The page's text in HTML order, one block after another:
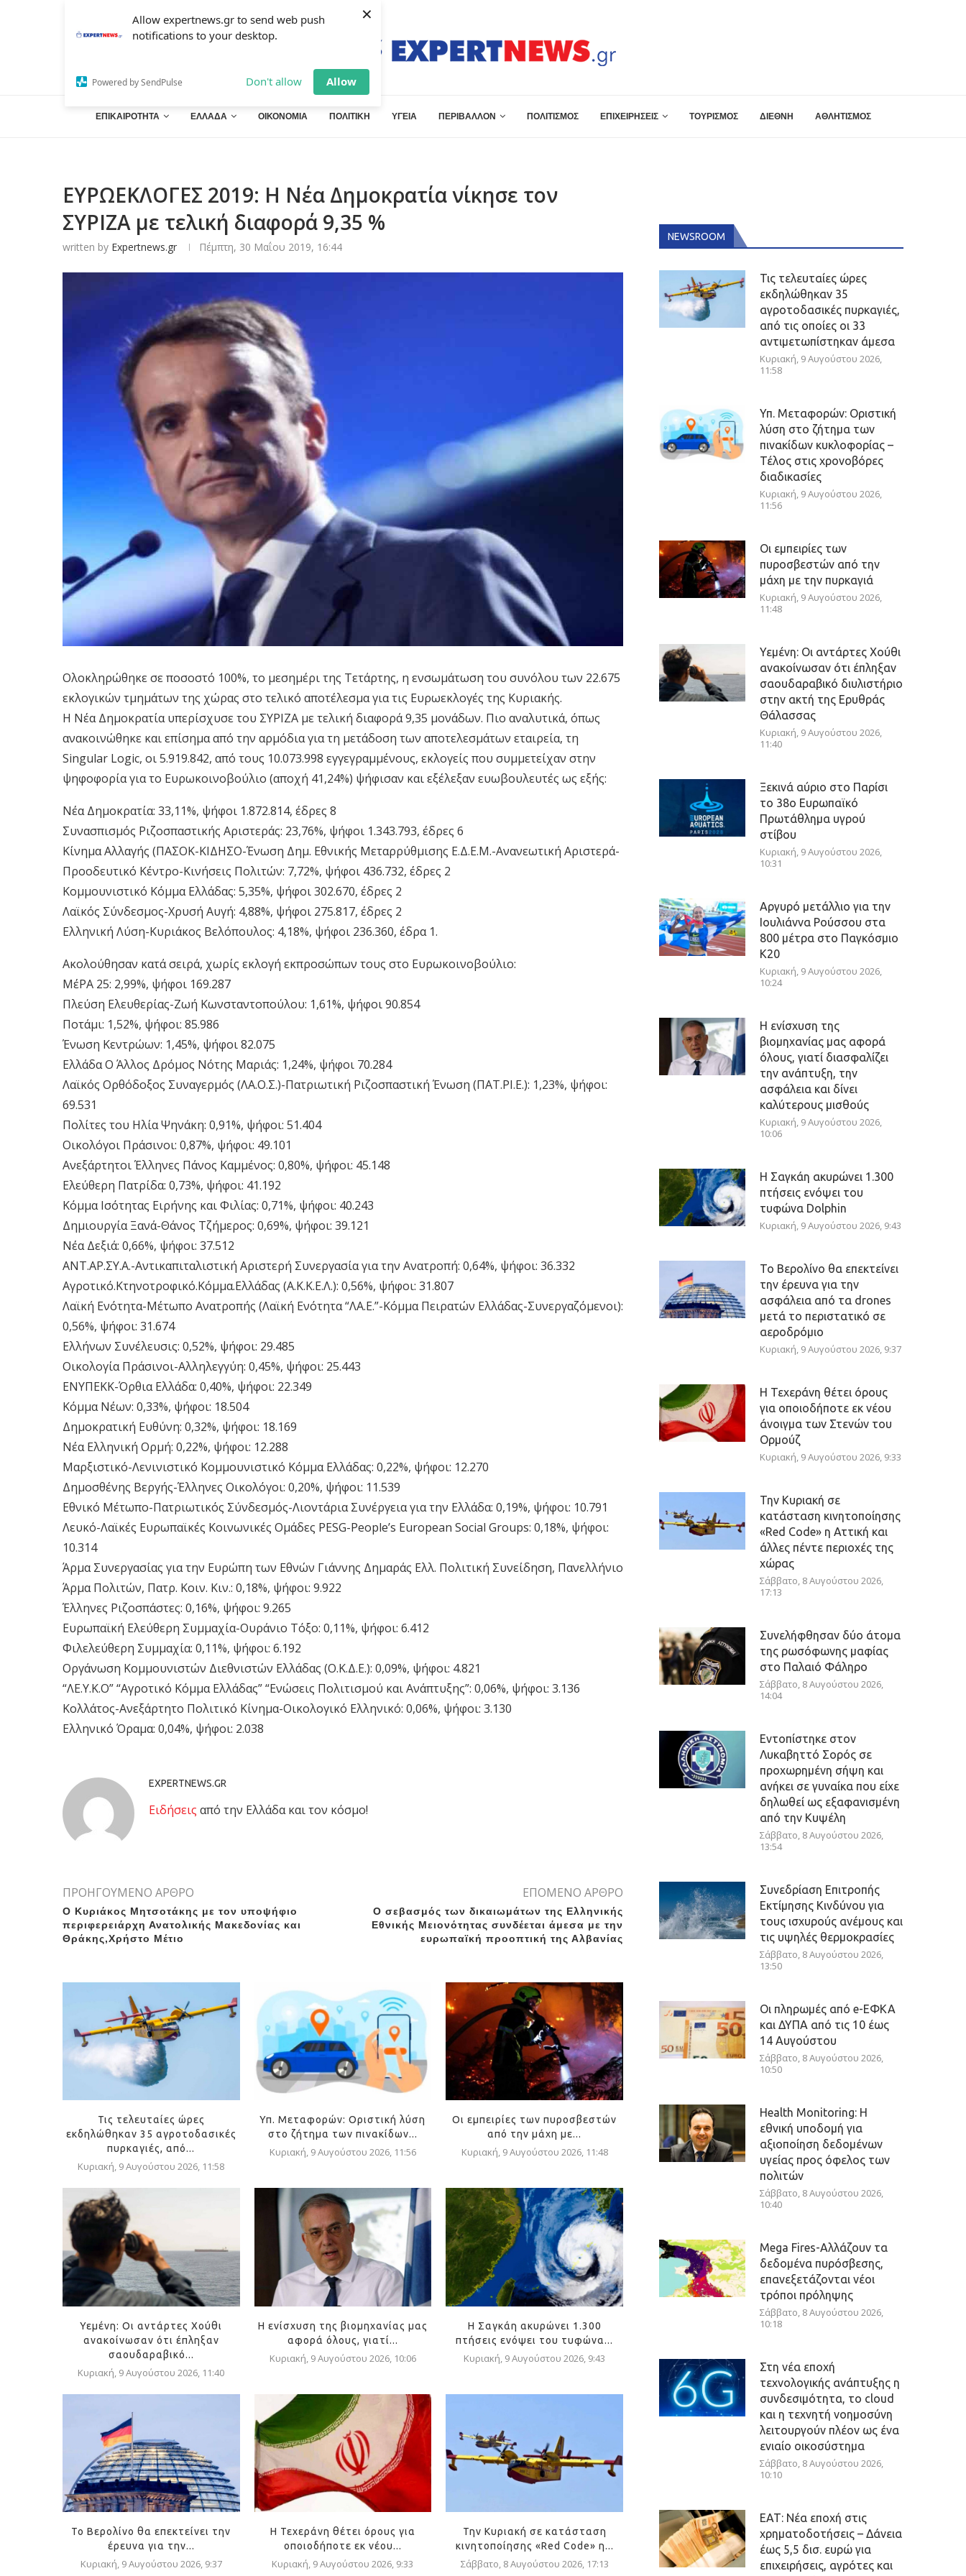
Allow expertnews.gr to send web push
notifications to your desktop.
Powered by SendPulse Don't allow Allow
×
ΕΠΙΚΑΙΡΟΤΗΤΑ ΕΛΛΑΔΑ ΟΙΚΟΝΟΜΙΑ ΠΟΛΙΤΙΚΗ ΥΓΕΙΑ ΠΕΡΙΒΑΛΛΟΝ ΠΟΛΙΤΙΣΜΟΣ ΕΠΙΧΕΙΡΗΣΕΙΣ ΤΟΥΡΙΣΜΟΣ ΔΙΕΘΝΗ ΑΘΛΗΤΙΣΜΟΣ
ΕΥΡΩΕΚΛΟΓΕΣ 2019: Η Νέα Δημοκρατία νίκησε τον
ΣΥΡΙΖΑ με τελική διαφορά 9,35 %
written by Expertnews.gr Πέμπτη, 30 Μαΐου 2019, 16:44
Ολοκληρώθηκε σε ποσοστό 100%, το μεσημέρι της Τετάρτης, η ενσωμάτωση του συνόλου των 22.675
εκλογικών τμημάτων της χώρας στο τελικό αποτέλεσμα για τις Ευρωεκλογές της Κυριακής.
Η Νέα Δημοκρατία υπερίσχυσε του ΣΥΡΙΖΑ με τελική διαφορά 9,35 μονάδων. Πιο αναλυτικά, όπως
ανακοινώθηκε και επίσημα από την αρμόδια για τη μετάδοση των αποτελεσμάτων εταιρεία, τη
Singular Logic, οι 5.919.842, από τους 10.073.998 εγγεγραμμένους, εκλογείς που συμμετείχαν στην
ψηφοφορία για το Ευρωκοινοβούλιο (αποχή 41,24%) ψήφισαν και εξέλεξαν ευωβουλευτές ως εξής:
Νέα Δημοκρατία: 33,11%, ψήφοι 1.872.814, έδρες 8
Συνασπισμός Ριζοσπαστικής Αριστεράς: 23,76%, ψήφοι 1.343.793, έδρες 6
Κίνημα Αλλαγής (ΠΑΣΟΚ-ΚΙΔΗΣΟ-Ένωση Δημ. Εθνικής Μεταρρύθμισης Ε.Δ.Ε.Μ.-Ανανεωτική Αριστερά-
Προοδευτικό Κέντρο-Κινήσεις Πολιτών: 7,72%, ψήφοι 436.732, έδρες 2
Κομμουνιστικό Κόμμα Ελλάδας: 5,35%, ψήφοι 302.670, έδρες 2
Λαϊκός Σύνδεσμος-Χρυσή Αυγή: 4,88%, ψήφοι 275.817, έδρες 2
Ελληνική Λύση-Κυριάκος Βελόπουλος: 4,18%, ψήφοι 236.360, έδρα 1.
Ακολούθησαν κατά σειρά, χωρίς εκλογή εκπροσώπων τους στο Ευρωκοινοβούλιο:
ΜέΡΑ 25: 2,99%, ψήφοι 169.287
Πλεύση Ελευθερίας-Ζωή Κωνσταντοπούλου: 1,61%, ψήφοι 90.854
Ποτάμι: 1,52%, ψήφοι: 85.986
Ένωση Κεντρώων: 1,45%, ψήφοι 82.075
Ελλάδα Ο Άλλος Δρόμος Νότης Μαριάς: 1,24%, ψήφοι 70.284
Λαϊκός Ορθόδοξος Συναγερμός (ΛΑ.Ο.Σ.)-Πατριωτική Ριζοσπαστική Ένωση (ΠΑΤ.ΡΙ.Ε.): 1,23%, ψήφοι:
69.531
Πολίτες του Ηλία Ψηνάκη: 0,91%, ψήφοι: 51.404
Οικολόγοι Πράσινοι: 0,87%, ψήφοι: 49.101
Ανεξάρτητοι Έλληνες Πάνος Καμμένος: 0,80%, ψήφοι: 45.148
Ελεύθερη Πατρίδα: 0,73%, ψήφοι: 41.192
Κόμμα Ισότητας Ειρήνης και Φιλίας: 0,71%, ψήφοι: 40.243
Δημιουργία Ξανά-Θάνος Τζήμερος: 0,69%, ψήφοι: 39.121
Νέα Δεξιά: 0,66%, ψήφοι: 37.512
ΑΝΤ.ΑΡ.ΣΥ.Α.-Αντικαπιταλιστική Αριστερή Συνεργασία για την Ανατροπή: 0,64%, ψήφοι: 36.332
Αγροτικό.Κτηνοτροφικό.Κόμμα.Ελλάδας (Α.Κ.Κ.Ε.Λ.): 0,56%, ψήφοι: 31.807
Λαϊκή Ενότητα-Μέτωπο Ανατροπής (Λαϊκή Ενότητα “ΛΑ.Ε.”-Κόμμα Πειρατών Ελλάδας-Συνεργαζόμενοι):
0,56%, ψήφοι: 31.674
Ελλήνων Συνέλευσις: 0,52%, ψήφοι: 29.485
Οικολογία Πράσινοι-Αλληλεγγύη: 0,45%, ψήφοι: 25.443
ΕΝΥΠΕΚΚ-Όρθια Ελλάδα: 0,40%, ψήφοι: 22.349
Κόμμα Νέων: 0,33%, ψήφοι: 18.504
Δημοκρατική Ευθύνη: 0,32%, ψήφοι: 18.169
Νέα Ελληνική Ορμή: 0,22%, ψήφοι: 12.288
Μαρξιστικό-Λενινιστικό Κομμουνιστικό Κόμμα Ελλάδας: 0,22%, ψήφοι: 12.270
Δημοσθένης Βεργής-Έλληνες Οικολόγοι: 0,20%, ψήφοι: 11.539
Εθνικό Μέτωπο-Πατριωτικός Σύνδεσμός-Λιοντάρια Συνέργεια για την Ελλάδα: 0,19%, ψήφοι: 10.791
Λευκό-Λαϊκές Ευρωπαϊκές Κοινωνικές Ομάδες PESG-People’s European Social Groups: 0,18%, ψήφοι:
10.314
Άρμα Συνεργασίας για την Ευρώπη των Εθνών Γιάννης Δημαράς Ελλ. Πολιτική Συνείδηση, Πανελλήνιο
Άρμα Πολιτών, Πατρ. Κοιν. Κιν.: 0,18%, ψήφοι: 9.922
Έλληνες Ριζοσπάστες: 0,16%, ψήφοι: 9.265
Ευρωπαϊκή Ελεύθερη Συμμαχία-Ουράνιο Τόξο: 0,11%, ψήφοι: 6.412
Φιλελεύθερη Συμμαχία: 0,11%, ψήφοι: 6.192
Οργάνωση Κομμουνιστών Διεθνιστών Ελλάδας (Ο.Κ.Δ.Ε.): 0,09%, ψήφοι: 4.821
“ΛΕ.Υ.Κ.Ο” “Αγροτικό Κόμμα Ελλάδας” “Ενώσεις Πολιτισμού και Ανάπτυξης”: 0,06%, ψήφοι: 3.136
Κολλάτος-Ανεξάρτητο Πολιτικό Κίνημα-Οικολογικό Ελληνικό: 0,06%, ψήφοι: 3.130
Ελληνικό Όραμα: 0,04%, ψήφοι: 2.038
EXPERTNEWS.GR
Eιδήσεις από την Ελλάδα και τον κόσμο!
ΠΡΟΗΓΟΥΜΕΝΟ ΑΡΘΡΟ
Ο Κυριάκος Μητσοτάκης με τον υποψήφιο
περιφερειάρχη Ανατολικής Μακεδονίας και
Θράκης,Χρήστο Μέτιο
ΕΠΟΜΕΝΟ ΑΡΘΡΟ
Ο σεβασμός των δικαιωμάτων της Ελληνικής
Εθνικής Μειονότητας συνδέεται άμεσα με την
ευρωπαϊκή προοπτική της Αλβανίας
Τις τελευταίες ώρες
εκδηλώθηκαν 35 αγροτοδασικές
πυρκαγιές, από...
Κυριακή, 9 Αυγούστου 2026, 11:58
Υπ. Μεταφορών: Οριστική λύση
στο ζήτημα των πινακίδων...
Κυριακή, 9 Αυγούστου 2026, 11:56
Οι εμπειρίες των πυροσβεστών
από την μάχη με...
Κυριακή, 9 Αυγούστου 2026, 11:48
Υεμένη: Οι αντάρτες Χούθι
ανακοίνωσαν ότι έπληξαν
σαουδαραβικό...
Κυριακή, 9 Αυγούστου 2026, 11:40
Η ενίσχυση της βιομηχανίας μας
αφορά όλους, γιατί...
Κυριακή, 9 Αυγούστου 2026, 10:06
Η Σαγκάη ακυρώνει 1.300
πτήσεις ενόψει του τυφώνα...
Κυριακή, 9 Αυγούστου 2026, 9:43
Το Βερολίνο θα επεκτείνει την
έρευνα για την...
Κυριακή, 9 Αυγούστου 2026, 9:37
Η Τεχεράνη θέτει όρους για
οποιοδήποτε εκ νέου...
Κυριακή, 9 Αυγούστου 2026, 9:33
Την Κυριακή σε κατάσταση
κινητοποίησης «Red Code» η...
Σάββατο, 8 Αυγούστου 2026, 17:13
NEWSROOM
Τις τελευταίες ώρες
εκδηλώθηκαν 35
αγροτοδασικές πυρκαγιές,
από τις οποίες οι 33
αντιμετωπίστηκαν άμεσα
Κυριακή, 9 Αυγούστου 2026,
11:58
Υπ. Μεταφορών: Οριστική
λύση στο ζήτημα των
πινακίδων κυκλοφορίας –
Τέλος στις χρονοβόρες
διαδικασίες
Κυριακή, 9 Αυγούστου 2026,
11:56
Οι εμπειρίες των
πυροσβεστών από την
μάχη με την πυρκαγιά
Κυριακή, 9 Αυγούστου 2026,
11:48
Υεμένη: Οι αντάρτες Χούθι
ανακοίνωσαν ότι έπληξαν
σαουδαραβικό διυλιστήριο
στην ακτή της Ερυθράς
Θάλασσας
Κυριακή, 9 Αυγούστου 2026,
11:40
Ξεκινά αύριο στο Παρίσι
το 38ο Ευρωπαϊκό
Πρωτάθλημα υγρού
στίβου
Κυριακή, 9 Αυγούστου 2026,
10:31
Αργυρό μετάλλιο για την
Ιουλιάννα Ρούσσου στα
800 μέτρα στο Παγκόσμιο
Κ20
Κυριακή, 9 Αυγούστου 2026,
10:24
Η ενίσχυση της
βιομηχανίας μας αφορά
όλους, γιατί διασφαλίζει
την ανάπτυξη, την
ασφάλεια και δίνει
καλύτερους μισθούς
Κυριακή, 9 Αυγούστου 2026,
10:06
Η Σαγκάη ακυρώνει 1.300
πτήσεις ενόψει του
τυφώνα Dolphin
Κυριακή, 9 Αυγούστου 2026, 9:43
Το Βερολίνο θα επεκτείνει
την έρευνα για την
ασφάλεια από τα drones
μετά το περιστατικό σε
αεροδρόμιο
Κυριακή, 9 Αυγούστου 2026, 9:37
Η Τεχεράνη θέτει όρους
για οποιοδήποτε εκ νέου
άνοιγμα των Στενών του
Ορμούζ
Κυριακή, 9 Αυγούστου 2026, 9:33
Την Κυριακή σε
κατάσταση κινητοποίησης
«Red Code» η Αττική και
άλλες πέντε περιοχές της
χώρας
Σάββατο, 8 Αυγούστου 2026,
17:13
Συνελήφθησαν δύο άτομα
της ρωσόφωνης μαφίας
στο Παλαιό Φάληρο
Σάββατο, 8 Αυγούστου 2026,
14:04
Εντοπίστηκε στον
Λυκαβηττό Σορός σε
προχωρημένη σήψη και
ανήκει σε γυναίκα που είχε
δηλωθεί ως εξαφανισμένη
από την Κυψέλη
Σάββατο, 8 Αυγούστου 2026,
13:54
Συνεδρίαση Επιτροπής
Εκτίμησης Κινδύνου για
τους ισχυρούς ανέμους και
τις υψηλές θερμοκρασίες
Σάββατο, 8 Αυγούστου 2026,
13:50
Οι πληρωμές από e-ΕΦΚΑ
και ΔΥΠΑ από τις 10 έως
14 Αυγούστου
Σάββατο, 8 Αυγούστου 2026,
10:50
Health Monitoring: Η
εθνική υποδομή για
αξιοποίηση δεδομένων
υγείας προς όφελος των
πολιτών
Σάββατο, 8 Αυγούστου 2026,
10:40
Mega Fires-Αλλάζουν τα
δεδομένα πυρόσβεσης,
επανεξετάζονται νέοι
τρόποι πρόληψης
Σάββατο, 8 Αυγούστου 2026,
10:18
Στη νέα εποχή
τεχνολογικής ανάπτυξης η
συνδεσιμότητα, το cloud
και η τεχνητή νοημοσύνη
λειτουργούν πλέον ως ένα
ενιαίο οικοσύστημα
Σάββατο, 8 Αυγούστου 2026,
10:10
ΕΑΤ: Νέα εποχή στις
χρηματοδοτήσεις – Δάνεια
έως 5,5 δισ. ευρώ για
επιχειρήσεις, αγρότες και